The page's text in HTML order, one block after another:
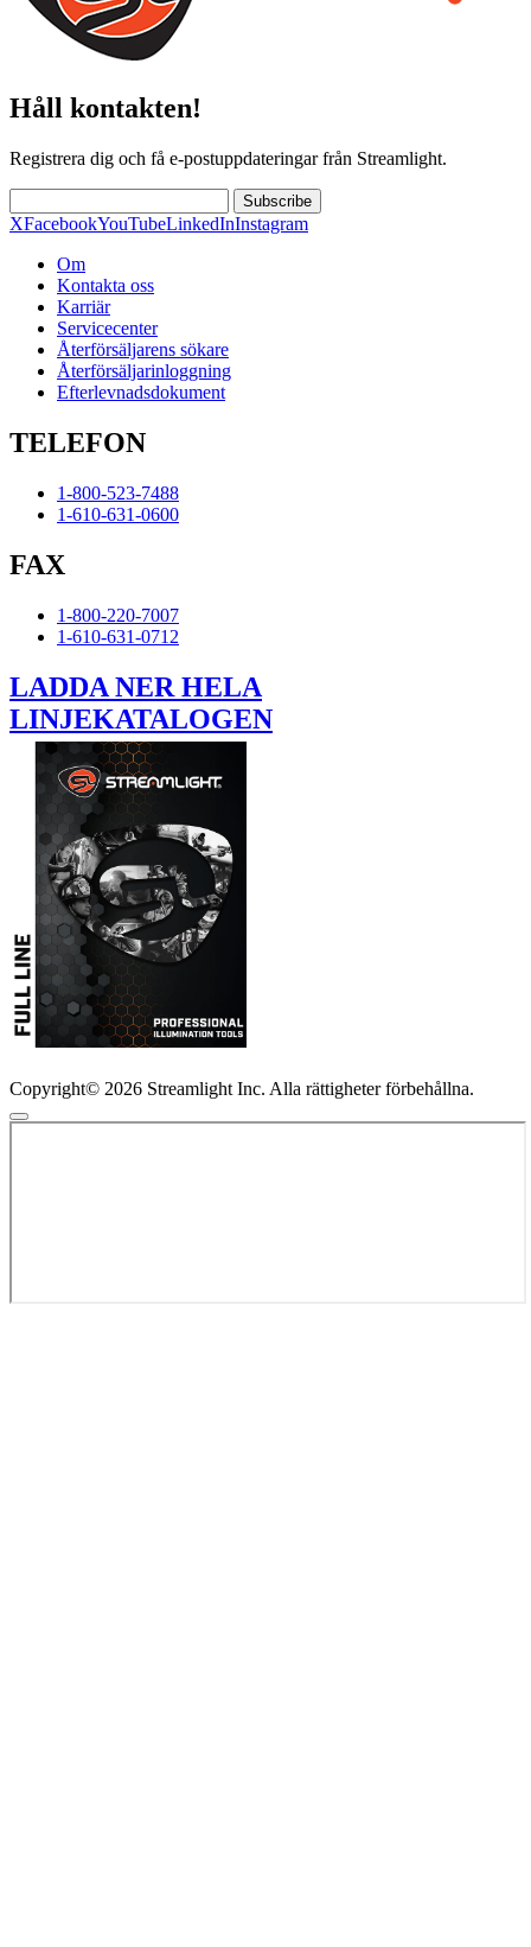
Håll kontakten!
Registrera dig och få e-postuppdateringar från Streamlight.
Subscribe
XFacebookYouTubeLinkedInInstagram
Om
Kontakta oss
Karriär
Servicecenter
Återförsäljarens sökare
Återförsäljarinloggning
Efterlevnadsdokument
TELEFON
1-800-523-7488
1-610-631-0600
FAX
1-800-220-7007
1-610-631-0712
LADDA NER HELA
LINJEKATALOGEN
Copyright© 2026 Streamlight Inc. Alla rättigheter förbehållna.